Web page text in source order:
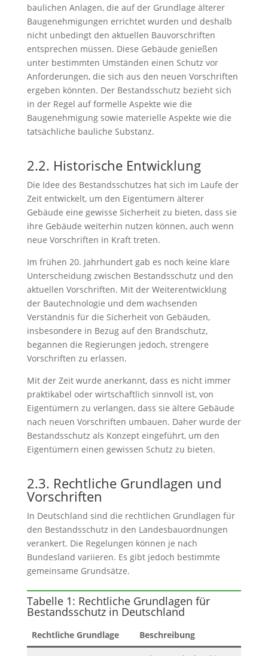
baulichen Anlagen, die auf der Grundlage älterer
Baugenehmigungen errichtet wurden und deshalb
nicht unbedingt den aktuellen Bauvorschriften
entsprechen müssen. Diese Gebäude genießen
unter bestimmten Umständen einen Schutz vor
Anforderungen, die sich aus den neuen Vorschriften
ergeben könnten. Der Bestandsschutz bezieht sich
in der Regel auf formelle Aspekte wie die
Baugenehmigung sowie materielle Aspekte wie die
tatsächliche bauliche Substanz.
2.2. Historische Entwicklung
Die Idee des Bestandsschutzes hat sich im Laufe der
Zeit entwickelt, um den Eigentümern älterer
Gebäude eine gewisse Sicherheit zu bieten, dass sie
ihre Gebäude weiterhin nutzen können, auch wenn
neue Vorschriften in Kraft treten.
Im frühen 20. Jahrhundert gab es noch keine klare
Unterscheidung zwischen Bestandsschutz und den
aktuellen Vorschriften. Mit der Weiterentwicklung
der Bautechnologie und dem wachsenden
Verständnis für die Sicherheit von Gebäuden,
insbesondere in Bezug auf den Brandschutz,
begannen die Regierungen jedoch, strengere
Vorschriften zu erlassen.
Mit der Zeit wurde anerkannt, dass es nicht immer
praktikabel oder wirtschaftlich sinnvoll ist, von
Eigentümern zu verlangen, dass sie ältere Gebäude
nach neuen Vorschriften umbauen. Daher wurde der
Bestandsschutz als Konzept eingeführt, um den
Eigentümern einen gewissen Schutz zu bieten.
2.3. Rechtliche Grundlagen und
Vorschriften
In Deutschland sind die rechtlichen Grundlagen für
den Bestandsschutz in den Landesbauordnungen
verankert. Die Regelungen können je nach
Bundesland variieren. Es gibt jedoch bestimmte
gemeinsame Grundsätze.
Tabelle 1: Rechtliche Grundlagen für
Bestandsschutz in Deutschland
Rechtliche Grundlage Beschreibung